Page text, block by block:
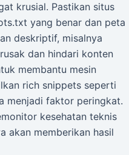
krusial. Pastikan situs
yang benar dan peta
deskriptif, misalnya
dan hindari konten
membantu mesin
rich snippets seperti
menjadi faktor peringkat.
kesehatan teknis
akan memberikan hasil